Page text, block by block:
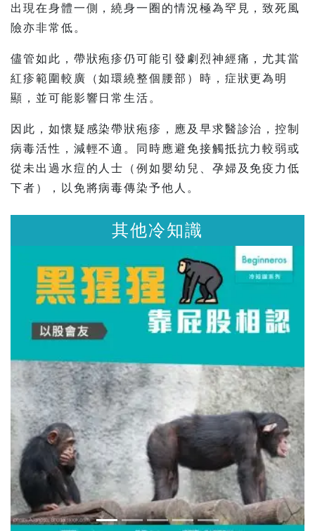
出現在身體一側，繞身一圈的情況極為罕見，致死風
險亦非常低。
儘管如此，帶狀疱疹仍可能引發劇烈神經痛，尤其當
紅疹範圍較廣（如環繞整個腰部）時，症狀更為明
顯，並可能影響日常生活。
因此，如懷疑感染帶狀疱疹，應及早求醫診治，控制
病毒活性，減輕不適。同時應避免接觸抵抗力較弱或
從未出過水痘的人士（例如嬰幼兒、孕婦及免疫力低
下者），以免將病毒傳染予他人。
其他冷知識